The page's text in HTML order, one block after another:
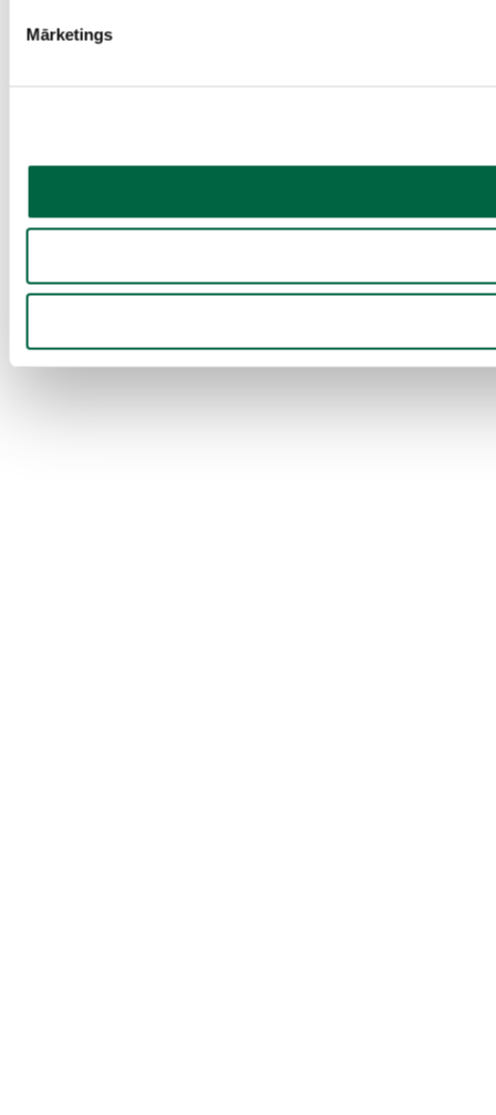
Mārketings